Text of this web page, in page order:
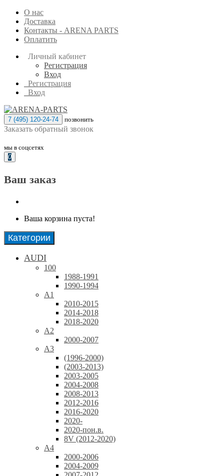
О нас
Доставка
Контакты - ARENA PARTS
Оплатить
Личный кабинет
Регистрация
Вход
Регистрация
Вход
7 (495) 120-24-74 позвонить
Заказать обратный звонок
мы в соцсетях
0
Ваш заказ
Ваша корзина пуста!
Категории
AUDI
100
1988-1991
1990-1994
A1
2010-2015
2014-2018
2018-2020
A2
2000-2007
A3
(1996-2000)
(2003-2013)
2003-2005
2004-2008
2008-2013
2012-2016
2016-2020
2020-
2020-пон.в.
8V (2012-2020)
A4
2000-2006
2004-2009